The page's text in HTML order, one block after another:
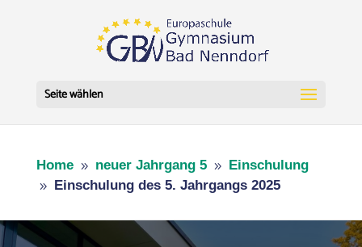
Seite wählen
Home 9 neuer Jahrgang 5 9 Einschulung
9 Einschulung des 5. Jahrgangs 2025